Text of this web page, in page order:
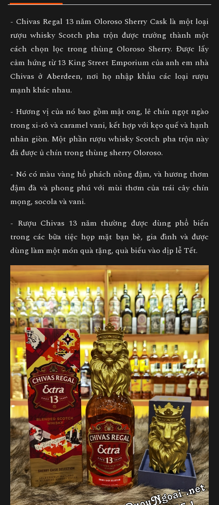
- Chivas Regal 13 năm Oloroso Sherry Cask là một loại
rượu whisky Scotch pha trộn được trưởng thành một
cách chọn lọc trong thùng Oloroso Sherry. Được lấy
cảm hứng từ 13 King Street Emporium của anh em nhà
Chivas ở Aberdeen, nơi họ nhập khẩu các loại rượu
mạnh khác nhau.
- Hương vị của nó bao gồm mật ong, lê chín ngọt ngào
trong xi-rô và caramel vani, kết hợp với kẹo quế và hạnh
nhân giòn. Một phần rượu whisky Scotch pha trộn này
đã được ủ chín trong thùng sherry Oloroso.
- Nó có màu vàng hổ phách nồng đậm, và hương thơm
đậm đà và phong phú với mùi thơm của trái cây chín
mọng, socola và vani.
- Rượu Chivas 13 năm thường được dùng phổ biến
trong các bữa tiệc họp mặt bạn bè, gia đình và được
dùng làm một món quà tặng, quà biếu vào dịp lễ Tết.